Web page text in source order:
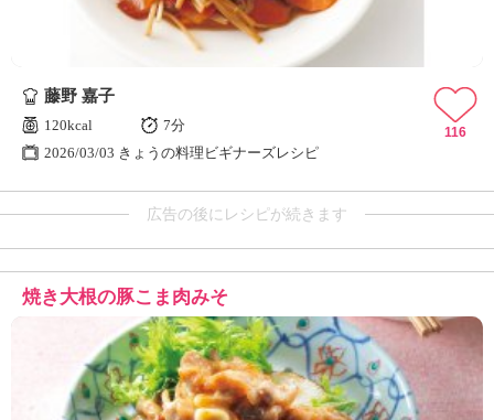
藤野 嘉子
120kcal
7分
2026/03/03 きょうの料理ビギナーズレシピ
116
広告の後にレシピが続きます
焼き大根の豚こま肉みそ